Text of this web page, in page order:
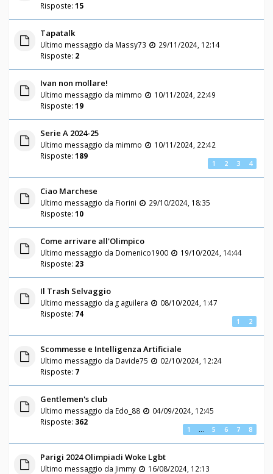
Risposte: 15
Tapatalk
Ultimo messaggio da Massy73
29/11/2024, 12:14
Risposte: 2
Ivan non mollare!
Ultimo messaggio da mimmo
10/11/2024, 22:49
Risposte: 19
Serie A 2024-25
Ultimo messaggio da mimmo
10/11/2024, 22:42
Risposte: 189
1 2 3 4
Ciao Marchese
Ultimo messaggio da Fiorini
29/10/2024, 18:35
Risposte: 10
Come arrivare all'Olimpico
Ultimo messaggio da Domenico1900
19/10/2024, 14:44
Risposte: 23
Il Trash Selvaggio
Ultimo messaggio da g aguilera
08/10/2024, 1:47
Risposte: 74
1 2
Scommesse e Intelligenza Artificiale
Ultimo messaggio da Davide75
02/10/2024, 12:24
Risposte: 7
Gentlemen's club
Ultimo messaggio da Edo_88
04/09/2024, 12:45
Risposte: 362
1 … 5 6 7 8
Parigi 2024 Olimpiadi Woke Lgbt
Ultimo messaggio da Jimmy
16/08/2024, 12:13